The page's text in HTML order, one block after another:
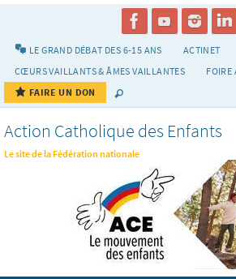
LE GRAND DÉBAT DES 6-15 ANS
ACTINET
CŒURS VAILLANTS & ÂMES VAILLANTES
FOIRE
FAIRE UN DON
Action Catholique des Enfants
Le site de la Fédération nationale